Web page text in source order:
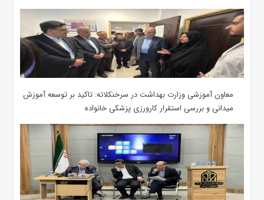
معاون آموزشی وزارت بهداشت در سرخنکلاته: تاکید بر توسعه آموزش
میدانی و بررسی استقرار کارورزی پزشکی ‌خانواده